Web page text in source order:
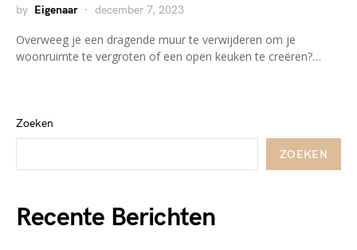
by Eigenaar december 7, 2023
Overweeg je een dragende muur te verwijderen om je
woonruimte te vergroten of een open keuken te creëren?…
Zoeken
ZOEKEN
Recente Berichten